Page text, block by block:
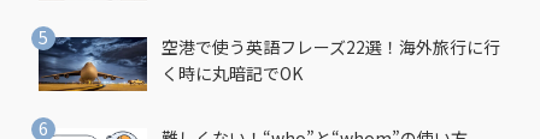
空港で使う英語フレーズ22選！海外旅行に行
く時に丸暗記でOK